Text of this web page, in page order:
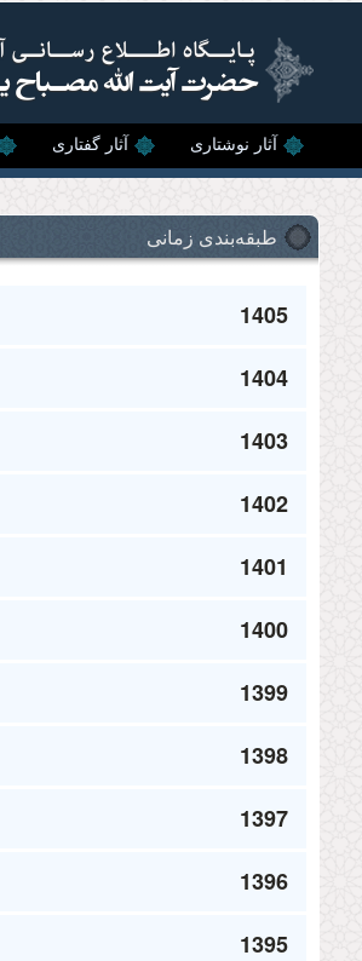
آثار نوشتاری آثار گفتاری
طبقه‌بندی زمانی
1405
1404
1403
1402
1401
1400
1399
1398
1397
1396
1395